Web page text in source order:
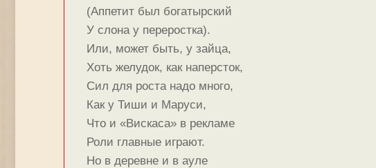
(Аппетит был богатырский
У слона у переростка).
Или, может быть, у зайца,
Хоть желудок, как наперсток,
Сил для роста надо много,
Как у Тиши и Маруси,
Что и «Вискаса» в рекламе
Роли главные играют.
Но в деревне и в ауле